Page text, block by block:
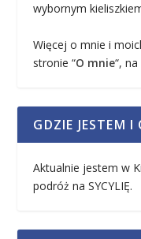
wybornym
Więcej o mnie i
stronie “O mnie“,
GDZIE JESTEM I
Aktualnie jestem w
podróż na SYCYLIĘ.